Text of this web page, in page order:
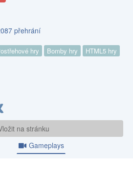
přehrání
hry Bomby hry HTML5 hry
na stránku
Gameplays